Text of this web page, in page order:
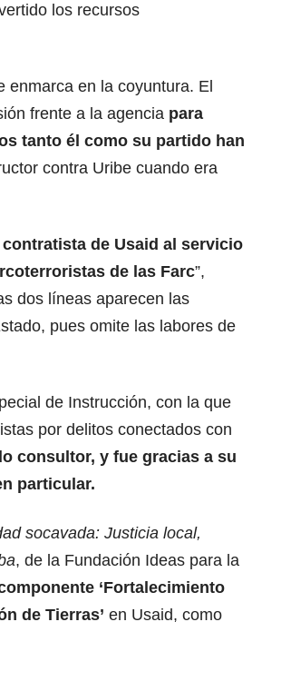
los recursos
enmarca en la coyuntura. El
frente a la agencia para
tanto él como su partido han
contra Uribe cuando era
contratista de Usaid al servicio
de las Farc”,
dos líneas aparecen las
pues omite las labores de
de Instrucción, con la que
por delitos conectados con
consultor, y fue gracias a su
particular.
socavada: Justicia local,
, de la Fundación Ideas para la
‘Fortalecimiento
de Tierras’ en Usaid, como